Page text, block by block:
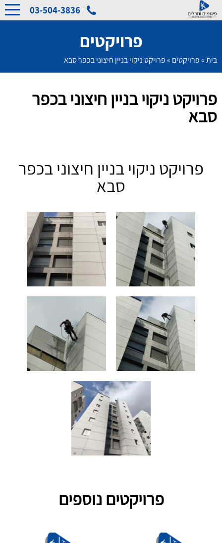
03-504-3836
פרויקטים
בית»פרויקטים »פרויקט ניקוי בניין חיצוני בכפר סבא
פרויקט ניקוי בניין חיצוני בכפר
סבא
פרויקט ניקוי בניין חיצוני בכפר
סבא
פרויקטים נוספים